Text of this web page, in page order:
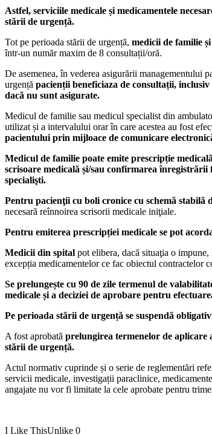
Astfel, serviciile medicale și medicamentele
stării de urgență.
Tot pe perioada stării de urgență, medicii de familie
într-un număr maxim de 8 consultații/oră.
De asemenea, în vederea asigurării
urgență pacienții beneficiaza de consultații,
dacă nu sunt asigurate.
Medicul de familie sau medicul specialist din
utilizat și a intervalului orar în care acestea au fost
pacientului prin mijloace de comunicare
Medicul de familie poate emite prescripție
scrisoare medicală și/sau confirmarea
specialişti.
Pentru pacienţii cu boli cronice cu schemă stabilă
necesară reînnoirea scrisorii medicale iniţiale.
Pentru emiterea prescripției medicale se pot
Medicii din spital pot elibera, dacă situaţia o
excepția medicamentelor ce fac obiectul contractelor
Se prelungește cu 90 de zile termenul de
medicale și a deciziei de aprobare pentru
Pe perioada stării de urgență se suspendă
A fost aprobată prelungirea termenelor de aplicare
stării de urgență.
Actul normativ cuprinde și o serie de reglementări
servicii medicale, investigații paraclinice,
angajate nu vor fi limitate la cele aprobate pentru
I Like ThisUnlike 0